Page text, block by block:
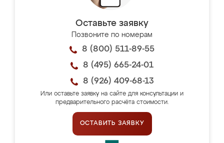
Оставьте заявку
Позвоните по номерам
8 (800) 511-89-55
8 (495) 665-24-01
8 (926) 409-68-13
Или оставьте заявку на сайте для консультации и
предварительного расчёта стоимости.
ОСТАВИТЬ ЗАЯВКУ